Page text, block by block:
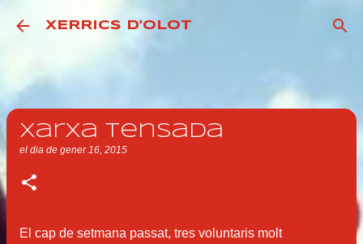
Salta al contingut principal
XERRICS D'OLOT
Xarxa tensada
el dia de gener 16, 2015
El cap de setmana passat, tres voluntaris molt